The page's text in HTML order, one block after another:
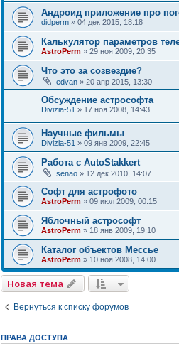
Андроид приложение про
didperm » 04 дек 2015, 18:18
Калькулятор параметров
AstroPerm » 29 ноя 2009, 20:35
Что это за созвездие?
edvan » 20 апр 2015, 13:30
Обсуждение астрософта
Divizia-51 » 17 ноя 2008, 14:43
Научные фильмы
Divizia-51 » 09 янв 2009, 22:45
Работа с AutoStakkert
senao » 12 дек 2010, 14:07
Софт для астрофото
AstroPerm » 09 июл 2009, 00:15
Яблочный астрософт
AstroPerm » 18 янв 2009, 19:10
Каталог объектов Мессье
AstroPerm » 10 ноя 2008, 14:00
Новая тема
Вернуться к списку форумов
ПРАВА ДОСТУПА